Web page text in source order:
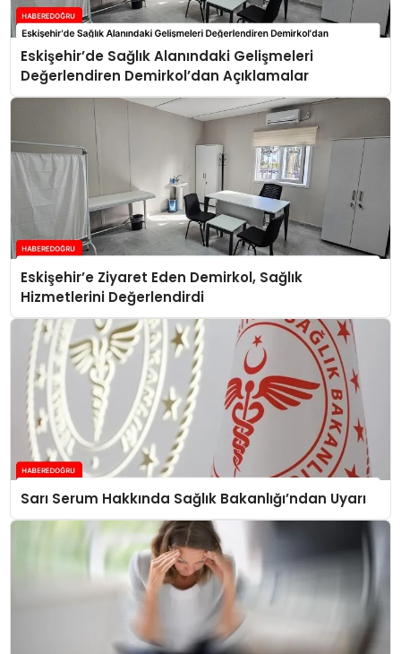
Eskişehir’de Sağlık Alanındaki Gelişmeleri
Değerlendiren Demirkol’dan Açıklamalar
Eskişehir’e Ziyaret Eden Demirkol, Sağlık
Hizmetlerini Değerlendirdi
Sarı Serum Hakkında Sağlık Bakanlığı’ndan Uyarı